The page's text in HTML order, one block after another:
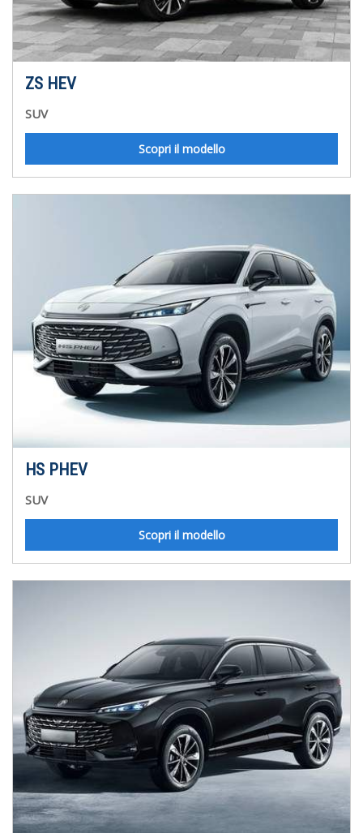
ZS HEV
SUV
Scopri il modello
HS PHEV
SUV
Scopri il modello